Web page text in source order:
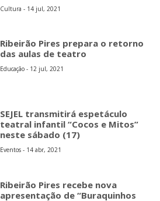
Cultura - 14 jul, 2021
Ribeirão Pires prepara o retorno
das aulas de teatro
Educação - 12 jul, 2021
SEJEL transmitirá espetáculo
teatral infantil “Cocos e Mitos”
neste sábado (17)
Eventos - 14 abr, 2021
Ribeirão Pires recebe nova
apresentação de “Buraquinhos